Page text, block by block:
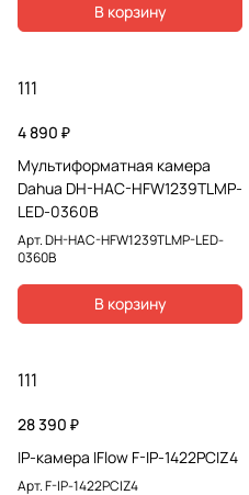
В корзину
111
4 890 ₽
Мультиформатная камера
Dahua DH-HAC-HFW1239TLMP-
LED-0360B
Арт.DH-HAC-HFW1239TLMP-LED-
0360B
В корзину
111
28 390 ₽
IP-камера IFlow F-IP-1422PCIZ4
Арт.F-IP-1422PCIZ4